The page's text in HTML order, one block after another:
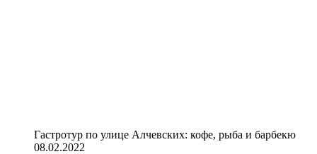
Гастротур по улице Алчевских: кофе, рыба и барбекю
08.02.2022